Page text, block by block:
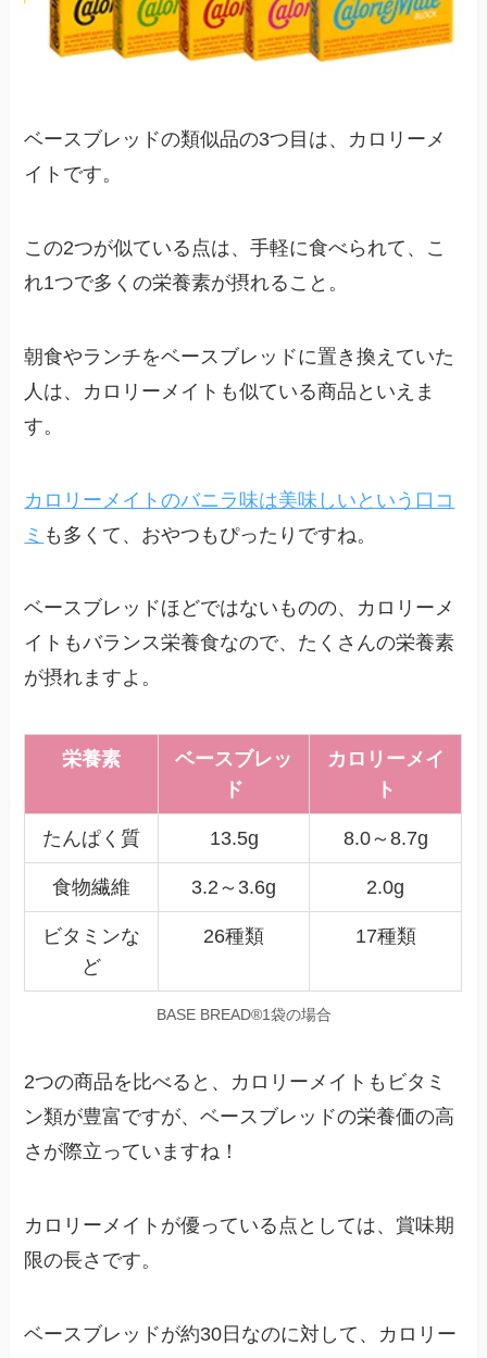
ベースブレッドの類似品の3つ目は、カロリーメ
イトです。
この2つが似ている点は、手軽に食べられて、こ
れ1つで多くの栄養素が摂れること。
朝食やランチをベースブレッドに置き換えていた
人は、カロリーメイトも似ている商品といえま
す。
カロリーメイトのバニラ味は美味しいという口コ
ミ も多くて、おやつもぴったりですね。
ベースブレッドほどではないものの、カロリーメ
イトもバランス栄養食なので、たくさんの栄養素
が摂れますよ。
栄養素
ベースブレッ
ド
カロリーメイ
ト
たんぱく質 13.5g 8.0～8.7g
食物繊維 3.2～3.6g 2.0g
ビタミンな
ど
26種類 17種類
BASE BREAD®1袋の場合
2つの商品を比べると、カロリーメイトもビタミ
ン類が豊富ですが、ベースブレッドの栄養価の高
さが際立っていますね！
カロリーメイトが優っている点としては、賞味期
限の長さです。
ベースブレッドが約30日なのに対して、カロリー